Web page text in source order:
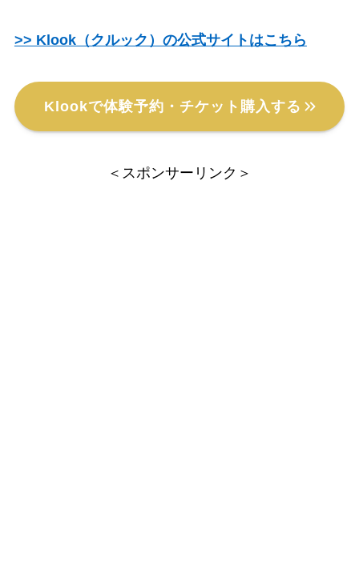
>> Klook（クルック）の公式サイトはこちら
Klookで体験予約・チケット購入する
＜スポンサーリンク＞